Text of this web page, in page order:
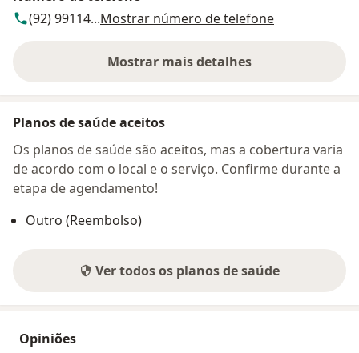
(92) 99114...Mostrar número de telefone
Mostrar mais detalhes
sobre o endereço
Planos de saúde aceitos
Os planos de saúde são aceitos, mas a cobertura varia
de acordo com o local e o serviço. Confirme durante a
etapa de agendamento!
Outro (Reembolso)
Ver todos os planos de saúde
Opiniões